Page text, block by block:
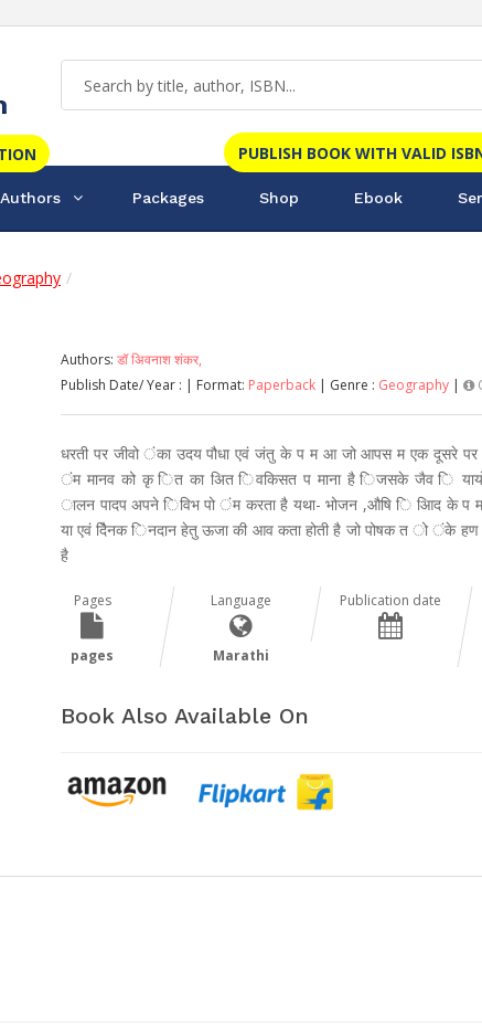
PUBLISH BOOK WITH VALID
Authors Packages Shop Ebook
Authors: डॉ अिवनाश शंकर,
Publish Date/ Year : | Format: Paperback | Genre : Geography |
धरती पर जीवो ंका उदय पौधा एवं जंतु के प म आ जो आपस म एक दूसरे
ंम मानव को कृ ित का अित िवकिसत प माना है िजसके जैव ि
ालन पादप अपने िविभ पो ंम करता है यथा- भोजन ,औषि ि आिद के
या एवं दैिनक िनदान हेतु ऊजा की आव कता होती है जो पोषक त ो ंके
है
Pages
pages
Language
Marathi
Publication date
Book Also Available On